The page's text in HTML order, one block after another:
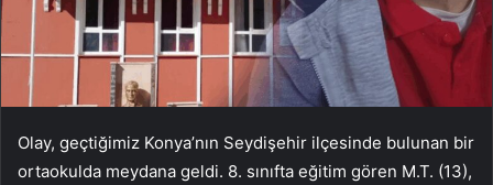
Olay, geçtiğimiz Konya’nın Seydişehir ilçesinde bulunan bir
ortaokulda meydana geldi. 8. sınıfta eğitim gören M.T. (13),